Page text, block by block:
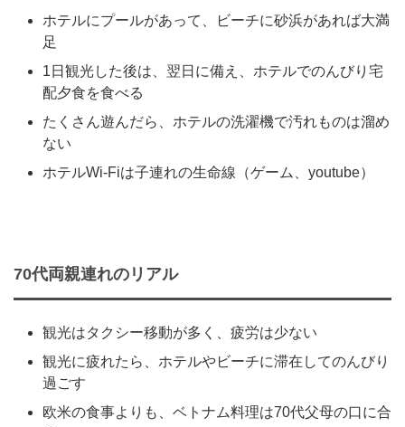
ホテルにプールがあって、ビーチに砂浜があれば大満
足
1日観光した後は、翌日に備え、ホテルでのんびり宅
配夕食を食べる
たくさん遊んだら、ホテルの洗濯機で汚れものは溜め
ない
ホテルWi-Fiは子連れの生命線（ゲーム、youtube）
70代両親連れのリアル
観光はタクシー移動が多く、疲労は少ない
観光に疲れたら、ホテルやビーチに滞在してのんびり
過ごす
欧米の食事よりも、ベトナム料理は70代父母の口に合